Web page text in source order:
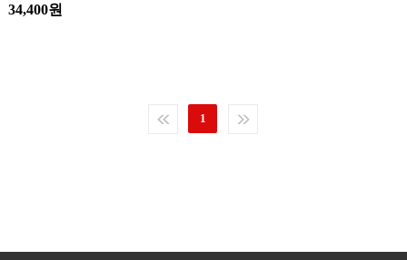
34,400원
1